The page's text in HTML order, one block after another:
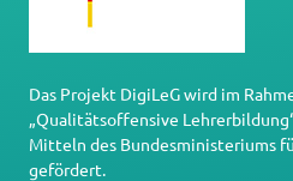
Das Projekt DigiLeG wird im
„Qualitätsoffensive
Mitteln des Bundesministeriums
gefördert.